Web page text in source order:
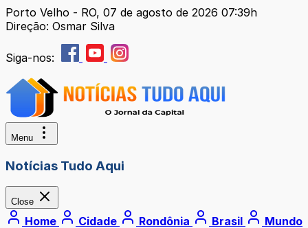
Porto Velho - RO, 07 de agosto de 2026 07:39h
Direção: Osmar Silva
Siga-nos:
Menu
Notícias Tudo Aqui
Close
Home Cidade Rondônia Brasil
Mundo